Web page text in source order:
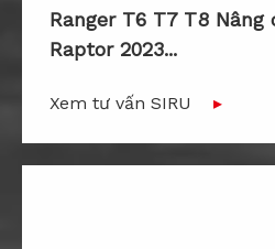
Ranger T6 T7 T8 Nâng
Raptor 2023...
Xem tư vấn SIRU ▸